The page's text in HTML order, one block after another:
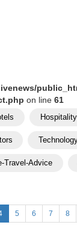
on line 61
Hospitality
Travel-Advice
5 6 7 8